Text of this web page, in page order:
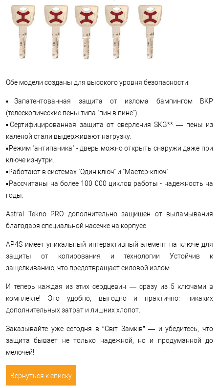
Обе модели созданы для высокого уровня безопасности:
▪️Запатентованная защита от излома бампингом BKP
(телескопические пены типа "пин в пине").
▪️Сертифицированная защита от сверления SKG** — пены из
каленой стали выдерживают нагрузку.
▪️Режим "антипаника" - дверь можно открыть снаружи даже при
ключе изнутри.
▪️Работают в системах "Один ключ" и "Мастер-ключ".
▪️Рассчитаны на более 100 000 циклов работы - надежность на
годы.
Astral Tekno PRO дополнительно защищен от выламывания
благодаря специальной насечке на корпусе.
AP4S имеет уникальный интерактивный элемент на ключе для
защиты от копирования и технологии Устойчив к
защелкиванию, что предотвращает силовой излом.
И теперь каждая из этих сердцевин — сразу из 5 ключами в
комплекте! Это удобно, выгодно и практично: никаких
дополнительных затрат и лишних хлопот.
Заказывайте уже сегодня в “Світ Замків” — и убедитесь, что
защита бывает не только надежной, но и продуманной до
мелочей!
Вернуться к списку